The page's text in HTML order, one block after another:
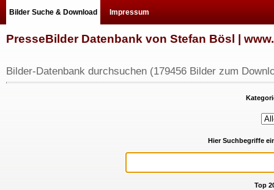
Bilder Suche & Download Impressum
PresseBilder Datenbank von Stefan Bösl |
Bilder-Datenbank durchsuchen (179456 Bilder zum
Hier Suchbegriffe
Top